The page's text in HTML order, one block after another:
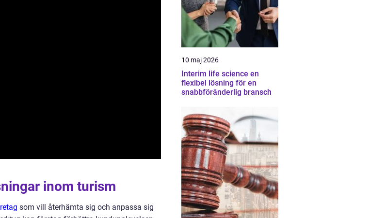
inom turism
som vill återhämta sig och anpassa sig
10 maj 2026
Interim life science en
flexibel lösning för en
snabbföränderlig bransch